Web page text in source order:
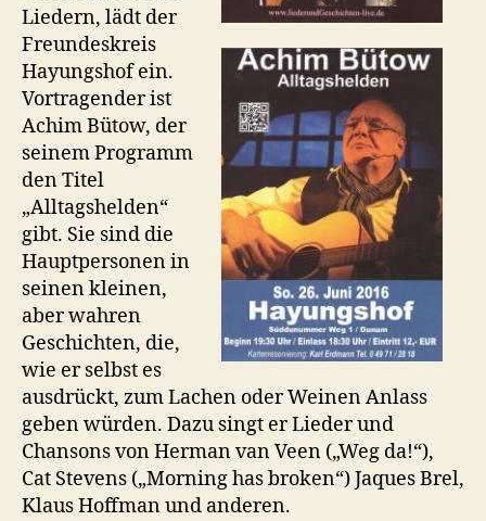
Liedern, lädt der
Freundeskreis
Hayungshof ein.
Vortragender ist
Achim Bütow, der
seinem Programm
den Titel
„Alltagshelden“
gibt. Sie sind die
Hauptpersonen in
seinen kleinen,
aber wahren
Geschichten, die,
wie er selbst es
ausdrückt, zum Lachen oder Weinen Anlass
geben würden. Dazu singt er Lieder und
Chansons von Herman van Veen („Weg da!“),
Cat Stevens („Morning has broken“) Jaques Brel,
Klaus Hoffman und anderen.